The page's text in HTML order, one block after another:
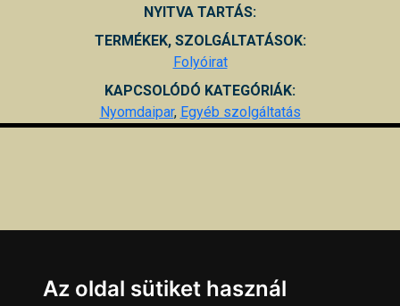
NYITVA TARTÁS:
TERMÉKEK, SZOLGÁLTATÁSOK:
Folyóirat
KAPCSOLÓDÓ KATEGÓRIÁK:
Nyomdaipar, Egyéb szolgáltatás
Az oldal sütiket használ